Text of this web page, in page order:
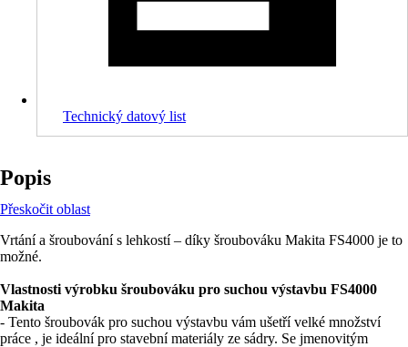
Technický datový list
Popis
Přeskočit oblast
Vrtání a šroubování s lehkostí – díky šroubováku Makita FS4000 je to
možné.
Vlastnosti výrobku šroubováku pro suchou výstavbu FS4000
Makita
- Tento šroubovák pro suchou výstavbu vám ušetří velké množství
práce , je ideální pro stavební materiály ze sádry. Se jmenovitým